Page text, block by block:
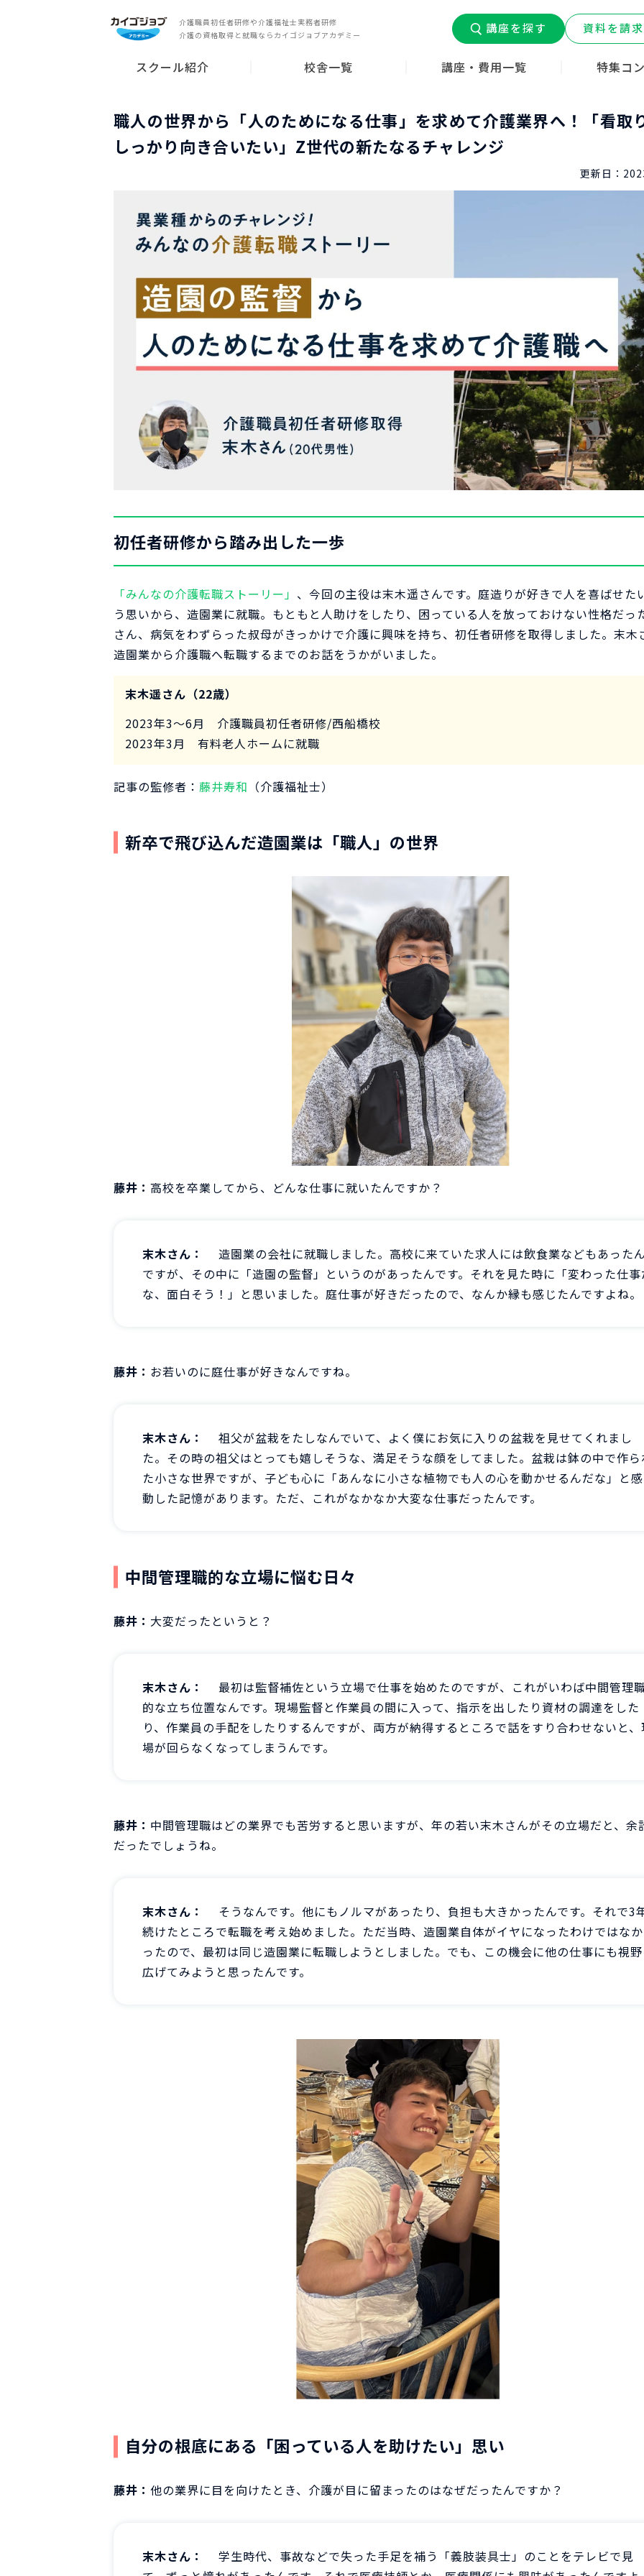
介護職員初任者研修や介護福祉士実務者研修
介護の資格取得と就職ならカイゴジョブアカデミー
講座を探す 資料を請
スクール紹介 校舎一覧 講座・費用一覧 特集コ
ンー
職人の世界から「人のためになる仕事」を求めて介護業界へ！「看取
しっかり向き合いたい」Z世代の新たなるチャレンジ
更新日：
初任者研修から踏み出した一歩
「みんなの介護転職ストーリー」 、今回の主役は末木遥さんです。庭造りが好きで人を喜ばせた
う思いから、造園業に就職。もともと人助けをしたり、困っている人を放っておけない性格だっ
さん、病気をわずらった叔母がきっかけで介護に興味を持ち、初任者研修を取得しました。末木
造園業から介護職へ転職するまでのお話をうかがいました。
末木遥さん（22歳）
2023年3～6月 介護職員初任者研修/西船橋校
2023年3月 有料老人ホームに就職
記事の監修者： 藤井寿和 （介護福祉士）
新卒で飛び込んだ造園業は「職人」の世界
藤井： 高校を卒業してから、どんな仕事に就いたんですか？
末木さん：
造園業の会社に就職しました。高校に来ていた求人には飲食業などもあった
ですが、その中に「造園の監督」というのがあったんです。それを見た時に「変わった仕
な、面白そう！」と思いました。庭仕事が好きだったので、なんか縁も感じたんですよね。
藤井： お若いのに庭仕事が好きなんですね。
末木さん：
祖父が盆栽をたしなんでいて、よく僕にお気に入りの盆栽を見せてくれまし
た。その時の祖父はとっても嬉しそうな、満足そうな顔をしてました。盆栽は鉢の中で作
た小さな世界ですが、子ども心に「あんなに小さな植物でも人の心を動かせるんだな」と感
動した記憶があります。ただ、これがなかなか大変な仕事だったんです。
中間管理職的な立場に悩む日々
藤井： 大変だったというと？
末木さん：
最初は監督補佐という立場で仕事を始めたのですが、これがいわば中間管理
的な立ち位置なんです。現場監督と作業員の間に入って、指示を出したり資材の調達をした
り、作業員の手配をしたりするんですが、両方が納得するところで話をすり合わせないと
場が回らなくなってしまうんです。
藤井： 中間管理職はどの業界でも苦労すると思いますが、年の若い末木さんがその立場だと、余
だったでしょうね。
末木さん：
そうなんです。他にもノルマがあったり、負担も大きかったんです。それで3
続けたところで転職を考え始めました。ただ当時、造園業自体がイヤになったわけではなか
ったので、最初は同じ造園業に転職しようとしました。でも、この機会に他の仕事にも視
広げてみようと思ったんです。
自分の根底にある「困っている人を助けたい」思い
藤井： 他の業界に目を向けたとき、介護が目に留まったのはなぜだったんですか？
末木さん：
学生時代、事故などで失った手足を補う「義肢装具士」のことをテレビで見